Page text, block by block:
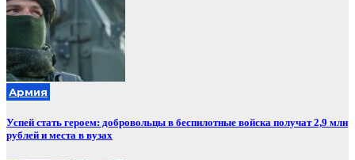
Армия
Успей стать героем: добровольцы в беспилотные войска получат 2,9 млн
рублей и места в вузах